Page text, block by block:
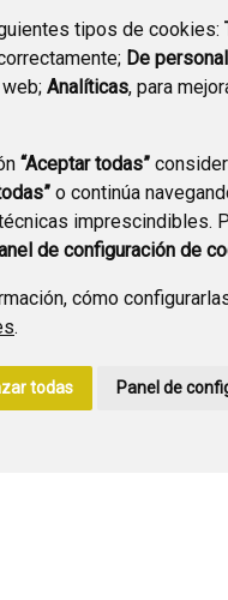
tipos de cookies:
De
Analíticas, para
“Aceptar todas”
o continúa
imprescindibles.
de configuración de
cómo
.
todas Panel de
PREGUNTAS
FRECUENTES